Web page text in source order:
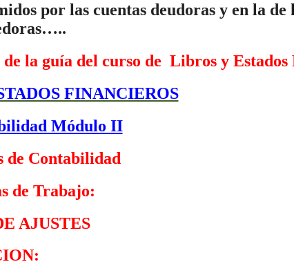
por las cuentas deudoras y en la de
la guía del curso de Libros y
FINANCIEROS
Módulo II
de Contabilidad
de Trabajo:
AJUSTES